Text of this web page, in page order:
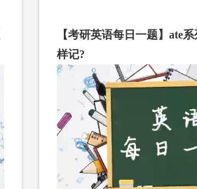
【考研英语每日一题】ate
样记?